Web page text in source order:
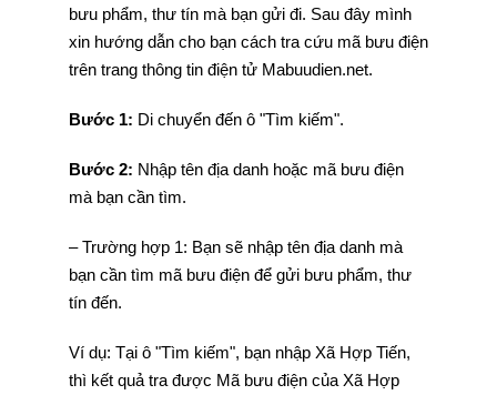
bưu phẩm, thư tín mà bạn gửi đi. Sau đây mình
xin hướng dẫn cho bạn cách tra cứu mã bưu điện
trên trang thông tin điện tử Mabuudien.net.
Bước 1: Di chuyển đến ô "Tìm kiếm".
Bước 2: Nhập tên địa danh hoặc mã bưu điện
mà bạn cần tìm.
– Trường hợp 1: Bạn sẽ nhập tên địa danh mà
bạn cần tìm mã bưu điện để gửi bưu phẩm, thư
tín đến.
Ví dụ: Tại ô "Tìm kiếm", bạn nhập Xã Hợp Tiến,
thì kết quả tra được Mã bưu điện của Xã Hợp